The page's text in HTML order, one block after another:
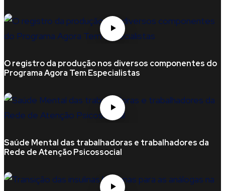
O registro da produção nos diversos componentes do
Programa Agora Tem Especialistas
Saúde Mental das trabalhadoras e trabalhadores da
Rede de Atenção Psicossocial